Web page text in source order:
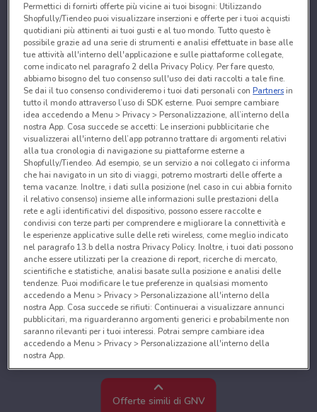
Offerte simili di GNV
Permettici di fornirti offerte più vicine ai tuoi bisogni: Utilizzando
Shopfully/Tiendeo puoi visualizzare inserzioni e offerte per i tuoi acquisti
quotidiani più attinenti ai tuoi gusti e al tuo mondo. Tutto questo è
possibile grazie ad una serie di strumenti e analisi effettuate in base alle
tue attività all'interno dell'applicazione e sulle piattaforme collegate,
come indicato nel paragrafo 2 della Privacy Policy. Per fare questo,
abbiamo bisogno del tuo consenso sull'uso dei dati raccolti a tale fine.
Se dai il tuo consenso condivideremo i tuoi dati personali conPartnersin
tutto il mondo attraverso l’uso di SDK esterne. Puoi sempre cambiare
idea accedendo a Menu > Privacy > Personalizzazione, all’interno della
nostra App. Cosa succede se accetti: Le inserzioni pubblicitarie che
visualizzerai all'interno dell’app potranno trattare di argomenti relativi
alla tua cronologia di navigazione su piattaforme esterne a
Shopfully/Tiendeo. Ad esempio, se un servizio a noi collegato ci informa
che hai navigato in un sito di viaggi, potremo mostrarti delle offerte a
tema vacanze. Inoltre, i dati sulla posizione (nel caso in cui abbia fornito
il relativo consenso) insieme alle informazioni sulle prestazioni della
rete e agli identificativi del dispositivo, possono essere raccolte e
condivisi con terze parti per comprendere e migliorare la connettività e
le esperienze applicative sulle delle reti wireless, come meglio indicato
nel paragrafo 13.b della nostra Privacy Policy. Inoltre, i tuoi dati possono
anche essere utilizzati per la creazione di report, ricerche di mercato,
scientifiche e statistiche, analisi basate sulla posizione e analisi delle
tendenze. Puoi modificare le tue preferenze in qualsiasi momento
accedendo a Menu > Privacy > Personalizzazione all'interno della
nostra App. Cosa succede se rifiuti: Continuerai a visualizzare annunci
pubblicitari, ma riguarderanno argomenti generici e probabilmente non
saranno rilevanti per i tuoi interessi. Potrai sempre cambiare idea
accedendo a Menu > Privacy > Personalizzazione all'interno della
nostra App.
Noi e i nostri partner trattiamo i dati per fornire:
Utilizzare dati di geolocalizzazione precisi. Scansione attiva delle
caratteristiche del dispositivo ai fini dell’identificazione. Archiviare